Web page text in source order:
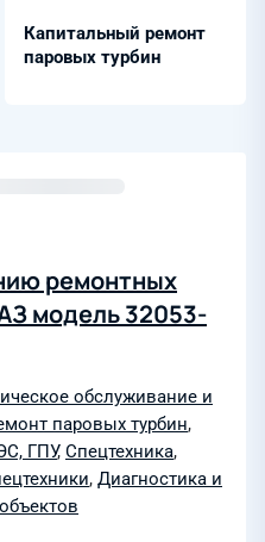
Капитальный ремонт
паровых турбин
ремонтных
модель 32053-
обслуживание и
паровых турбин,
ГПУ, Спецтехника,
, Диагностика и